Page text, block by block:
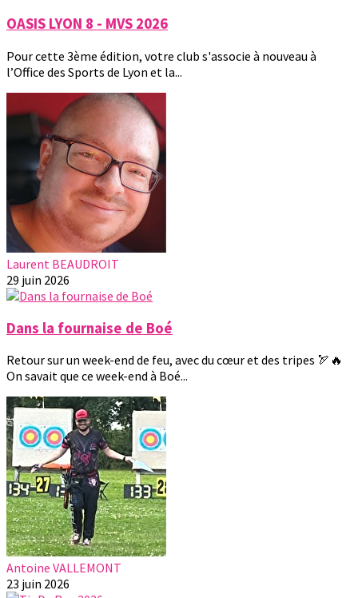
OASIS LYON 8 - MVS 2026
Pour cette 3ème édition, votre club s'associe à nouveau à
l’Office des Sports de Lyon et la...
Laurent BEAUDROIT
29 juin 2026
Dans la fournaise de Boé
Retour sur un week-end de feu, avec du cœur et des tripes 🏹🔥
On savait que ce week-end à Boé...
Antoine VALLEMONT
23 juin 2026